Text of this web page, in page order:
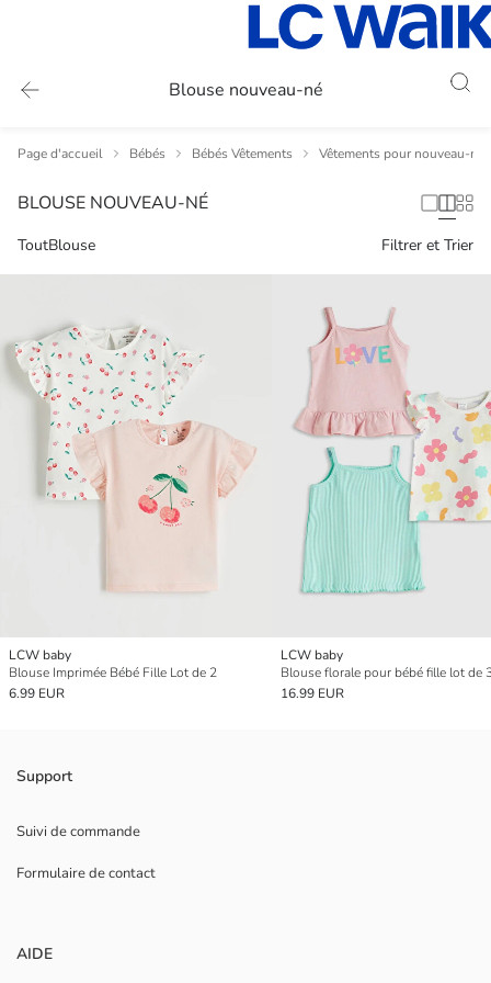
Blouse nouveau-né
Page d'accueil Bébés Bébés Vêtements Vêtements pour nouveau-nés
BLOUSE NOUVEAU-NÉ
ToutBlouse Filtrer et Trier
LCW baby
Blouse Imprimée Bébé Fille Lot de 2
6.99 EUR
LCW baby
Blouse florale pour bébé fille lot de
16.99 EUR
Support
Suivi de commande
Formulaire de contact
AIDE